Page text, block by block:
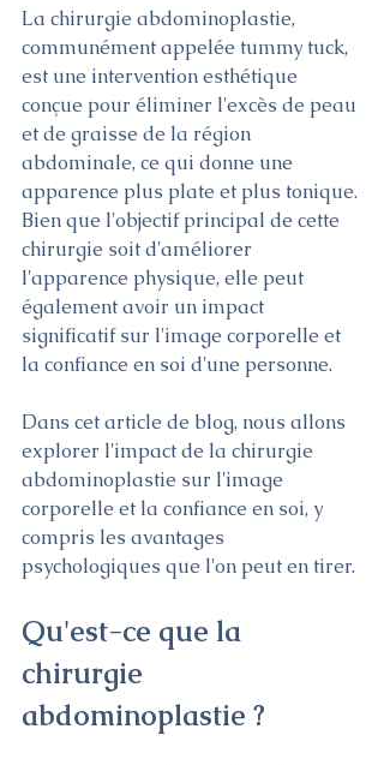
La chirurgie abdominoplastie,
communément appelée tummy tuck,
est une intervention esthétique
conçue pour éliminer l'excès de peau
et de graisse de la région
abdominale, ce qui donne une
apparence plus plate et plus tonique.
Bien que l'objectif principal de cette
chirurgie soit d'améliorer
l'apparence physique, elle peut
également avoir un impact
significatif sur l'image corporelle et
la confiance en soi d'une personne.
Dans cet article de blog, nous allons
explorer l'impact de la chirurgie
abdominoplastie sur l'image
corporelle et la confiance en soi, y
compris les avantages
psychologiques que l'on peut en tirer.
Qu'est-ce que la
chirurgie
abdominoplastie ?